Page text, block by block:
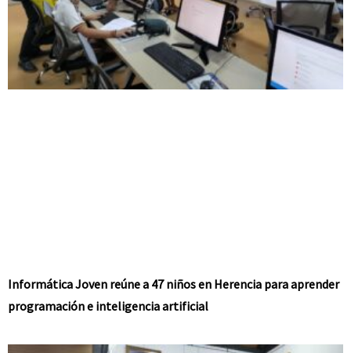
Informática Joven reúne a 47 niños en Herencia para aprender
programación e inteligencia artificial